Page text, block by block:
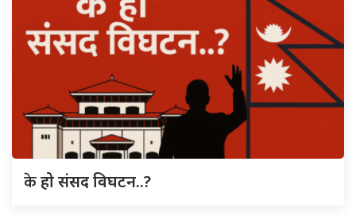
केहो संसद विघटन..?